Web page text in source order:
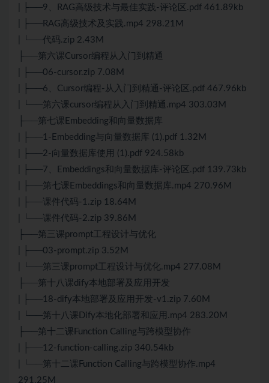
| ├──9、RAG高级技术与最佳实践-评论区.pdf 461.89kb
| ├──RAG高级技术及实践.mp4 298.21M
| └──代码.zip 2.43M
├──第六课Cursor编程从入门到精通
| ├──06-cursor.zip 7.08M
| ├──6、Cursor编程-从入门到精通-评论区.pdf 467.96kb
| └──第六课cursor编程从入门到精通.mp4 303.03M
├──第七课Embedding和向量数据库
| ├──1-Embedding与向量数据库 (1).pdf 1.32M
| ├──2-向量数据库使用 (1).pdf 924.58kb
| ├──7、Embeddings和向量数据库-评论区.pdf 139.73kb
| ├──第七课Embeddings和向量数据库.mp4 270.96M
| ├──课件代码-1.zip 18.64M
| └──课件代码-2.zip 39.86M
├──第三课prompt工程设计与优化
| ├──03-prompt.zip 3.52M
| └──第三课prompt工程设计与优化.mp4 277.08M
├──第十八课dify本地部署及应用开发
| ├──18-dify本地部署及应用开发-v1.zip 7.60M
| └──第十八课Dify本地化部署和应用.mp4 283.20M
├──第十二课Function Calling与跨模型协作
| ├──12-function-calling.zip 340.54kb
| └──第十二课Function Calling与跨模型协作.mp4
291.25M